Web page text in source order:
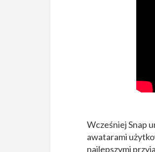
Wcześniej Snap
awatarami
najlepszymi